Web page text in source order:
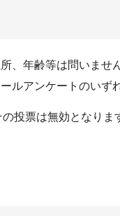
、年齢等は問いません
ルアンケートのいず
投票は無効となり